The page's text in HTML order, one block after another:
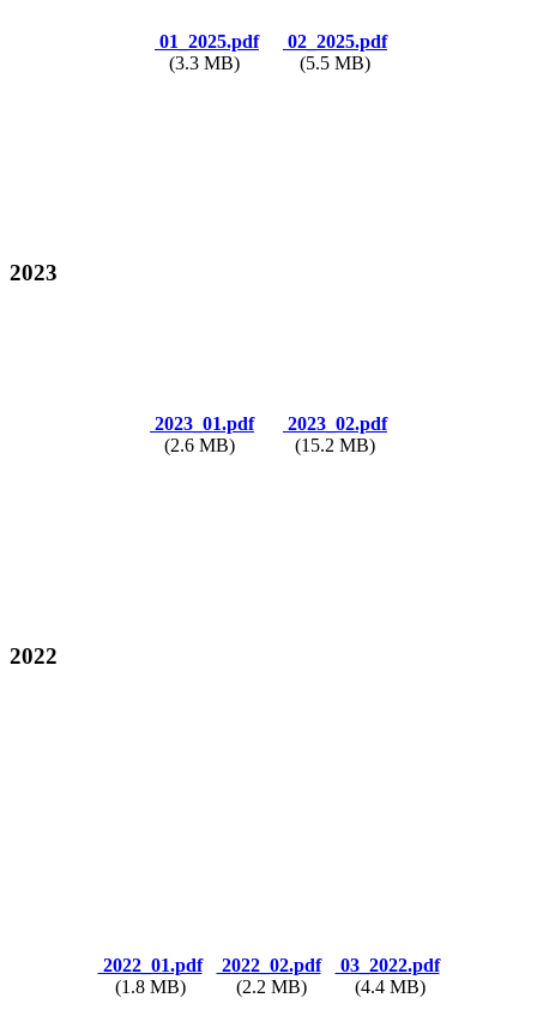
01_2025.pdf
(3.3 MB)
02_2025.pdf
(5.5 MB)
2023
2023_01.pdf
(2.6 MB)
2023_02.pdf
(15.2 MB)
2022
2022_01.pdf
(1.8 MB)
2022_02.pdf
(2.2 MB)
03_2022.pdf
(4.4 MB)